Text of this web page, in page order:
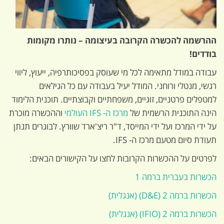
ההרשמה להכשרה הקרובה בעיצומה – נותרו מקומות
בודדים!
עבודה במודל מתאימה לכל מי שעוסק בפסיכותרפיה, ייעוץ, ליווי
רגשי, מנטלי ורוחני. המודל יעיל בעבודה עם כל הגילאים
למטפלים פרטניים, זוגיים, משפחתיים וקבוצתיים. תוכנית הלימוד
הינה התוכנית הרשמית של מרכז ה- IFS העולמי
וההכשרה מוכרת
על ידי המרכז ועל ידי המייסד, ד"ר ריצ'ארד שוורץ. לבוגרים תנתן
תעודת סיום מטעם מרכז ה- IFS.
לפרטים על ההכשרות הקרובות לחצו על הקישורים הבאים:
הכשרות בעברית ברמה 1
הכשרות ברמה 2 (D&E) (אנגלית)
הכשרות ברמה 2 (IFIO) (אנגלית)